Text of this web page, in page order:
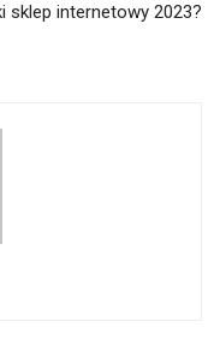
sklep internetowy 2023?